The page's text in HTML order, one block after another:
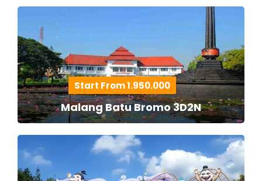
Start From 1.950.000
Malang Batu Bromo 3D2N